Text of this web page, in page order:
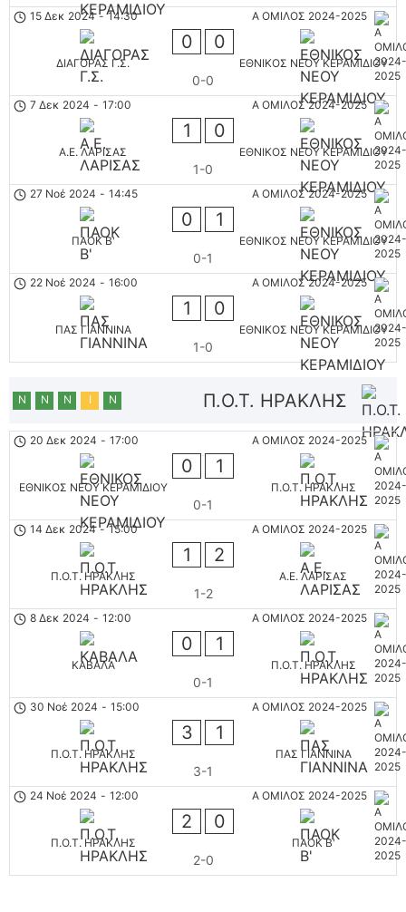
Α ΟΜΙΛΟΣ 2024-2025
15 Δεκ 2024 - 14:30
ΔΙΑΓΟΡΑΣ Γ.Σ.
0 0
ΕΘΝΙΚΟΣ ΝΕΟΥ ΚΕΡΑΜΙΔΙΟΥ
0-0
Α ΟΜΙΛΟΣ 2024-2025
7 Δεκ 2024 - 17:00
Α.Ε. ΛΑΡΙΣΑΣ
1 0
ΕΘΝΙΚΟΣ ΝΕΟΥ ΚΕΡΑΜΙΔΙΟΥ
1-0
Α ΟΜΙΛΟΣ 2024-2025
27 Νοέ 2024 - 14:45
ΠΑΟΚ Β'
0 1
ΕΘΝΙΚΟΣ ΝΕΟΥ ΚΕΡΑΜΙΔΙΟΥ
0-1
Α ΟΜΙΛΟΣ 2024-2025
22 Νοέ 2024 - 16:00
ΠΑΣ ΓΙΑΝΝΙΝΑ
1 0
ΕΘΝΙΚΟΣ ΝΕΟΥ ΚΕΡΑΜΙΔΙΟΥ
1-0
Π.Ο.Τ. ΗΡΑΚΛΗΣ
Ν Ν Ν Ι Ν
Α ΟΜΙΛΟΣ 2024-2025
20 Δεκ 2024 - 17:00
ΕΘΝΙΚΟΣ ΝΕΟΥ ΚΕΡΑΜΙΔΙΟΥ
0 1
Π.Ο.Τ. ΗΡΑΚΛΗΣ
0-1
Α ΟΜΙΛΟΣ 2024-2025
14 Δεκ 2024 - 15:00
Π.Ο.Τ. ΗΡΑΚΛΗΣ
1 2
Α.Ε. ΛΑΡΙΣΑΣ
1-2
Α ΟΜΙΛΟΣ 2024-2025
8 Δεκ 2024 - 12:00
ΚΑΒΑΛΑ
0 1
Π.Ο.Τ. ΗΡΑΚΛΗΣ
0-1
Α ΟΜΙΛΟΣ 2024-2025
30 Νοέ 2024 - 15:00
Π.Ο.Τ. ΗΡΑΚΛΗΣ
3 1
ΠΑΣ ΓΙΑΝΝΙΝΑ
3-1
Α ΟΜΙΛΟΣ 2024-2025
24 Νοέ 2024 - 12:00
Π.Ο.Τ. ΗΡΑΚΛΗΣ
2 0
ΠΑΟΚ Β'
2-0